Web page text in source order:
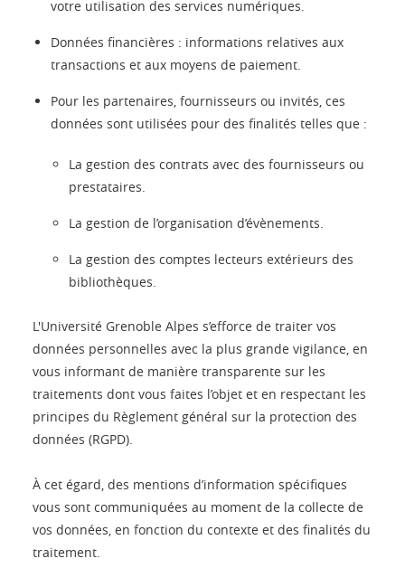
votre utilisation des services numériques.
Données financières : informations relatives aux
transactions et aux moyens de paiement.
Pour les partenaires, fournisseurs ou invités, ces
données sont utilisées pour des finalités telles que :
La gestion des contrats avec des fournisseurs ou
prestataires.
La gestion de l’organisation d’évènements.
La gestion des comptes lecteurs extérieurs des
bibliothèques.
L'Université Grenoble Alpes s’efforce de traiter vos
données personnelles avec la plus grande vigilance, en
vous informant de manière transparente sur les
traitements dont vous faites l’objet et en respectant les
principes du Règlement général sur la protection des
données (RGPD).
À cet égard, des mentions d’information spécifiques
vous sont communiquées au moment de la collecte de
vos données, en fonction du contexte et des finalités du
traitement.